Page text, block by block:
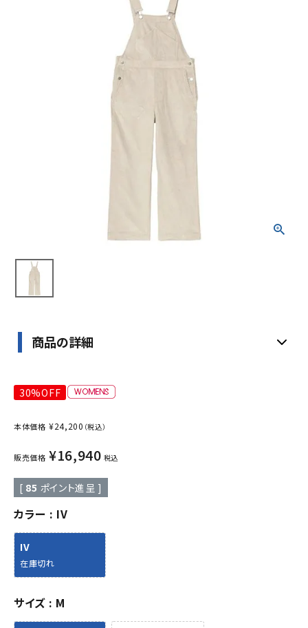
商品の詳細
30%OFF
本体価格 ¥24,200 （税込）
販売価格 ¥16,940 税込
[ 85 ポイント進呈 ]
カラー IV
IV
在庫切れ
サイズ M